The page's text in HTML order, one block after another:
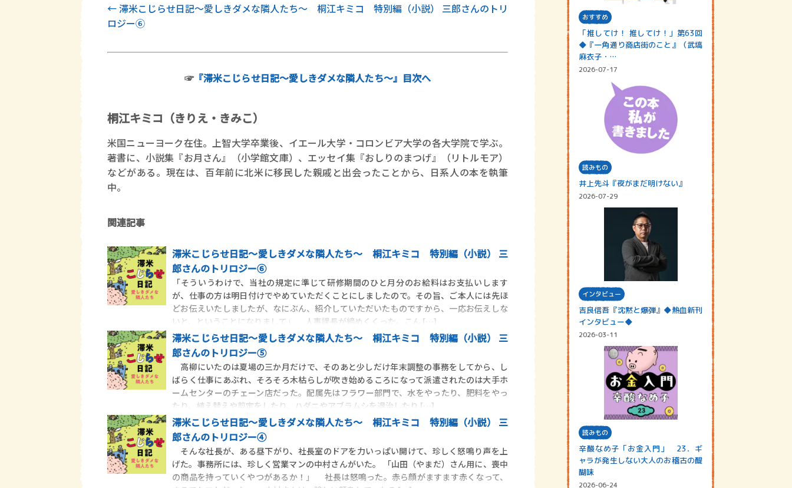
前記事
滞米こじらせ日記～愛しきダメな隣人たち～ 桐江キミコ 特別編（小説） 三郎さんのトリ
ロジー⑥
☞『滞米こじらせ日記～愛しきダメな隣人たち～』目次へ
桐江キミコ（きりえ・きみこ）
米国ニューヨーク在住。上智大学卒業後、イエール大学・コロンビア大学の各大学院で学ぶ。
著書に、小説集『お月さん』（小学館文庫）、エッセイ集『おしりのまつげ』（リトルモア）
などがある。現在は、百年前に北米に移民した親戚と出会ったことから、日系人の本を執筆
中。
関連記事
滞米こじらせ日記～愛しきダメな隣人たち～ 桐江キミコ 特別編（小説） 三
郎さんのトリロジー⑥
「そういうわけで、当社の規定に準じて研修期間のひと月分のお給料はお支払いします
が、仕事の方は明日付けでやめていただくことにしましたので。その旨、ご本人には先ほ
どお伝えいたしましたが、なにぶん、紹介していただいたものですから、一応お伝えしな
いと、ということになりまして」 人事課長が締めくくった。こん […]
滞米こじらせ日記～愛しきダメな隣人たち～ 桐江キミコ 特別編（小説） 三
郎さんのトリロジー⑤
高柳にいたのは夏場の三か月だけで、そのあと少しだけ年末調整の事務をしてから、し
ばらく仕事にあぶれ、そろそろ木枯らしが吹き始めるころになって派遣されたのは大手ホ
ームセンターのチェーン店だった。配属先はフラワー部門で、水をやったり、肥料をやっ
たり、植え替えや剪定をしたり、ハダニやアブラムシを退治したり […]
滞米こじらせ日記～愛しきダメな隣人たち～ 桐江キミコ 特別編（小説） 三
郎さんのトリロジー④
そんな社長が、ある昼下がり、社長室のドアを力いっぱい開けて、珍しく怒鳴り声を上
げた。事務所には、珍しく営業マンの中村さんがいた。 「山田（やまだ）さん用に、喪中
の商品を持っていくやつがあるか！」 社長は怒鳴った。赤ら顔がますます赤くなって、
おすすめ
「推してけ！ 推してけ！」第63回
◆『一角通り商店街のこと』（武塙
麻衣子・…
2026-07-17
読みもの
井上先斗『夜がまだ明けない』
2026-07-29
インタビュー
吉良信吾『沈黙と爆弾』◆熱血新刊
インタビュー◆
2026-03-11
読みもの
辛酸なめ子「お金入門」 23．ギ
ャラが発生しない大人のお稽古の醍
醐味
2026-06-24